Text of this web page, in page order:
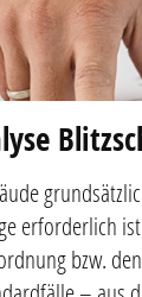
erforderlich
bzw.